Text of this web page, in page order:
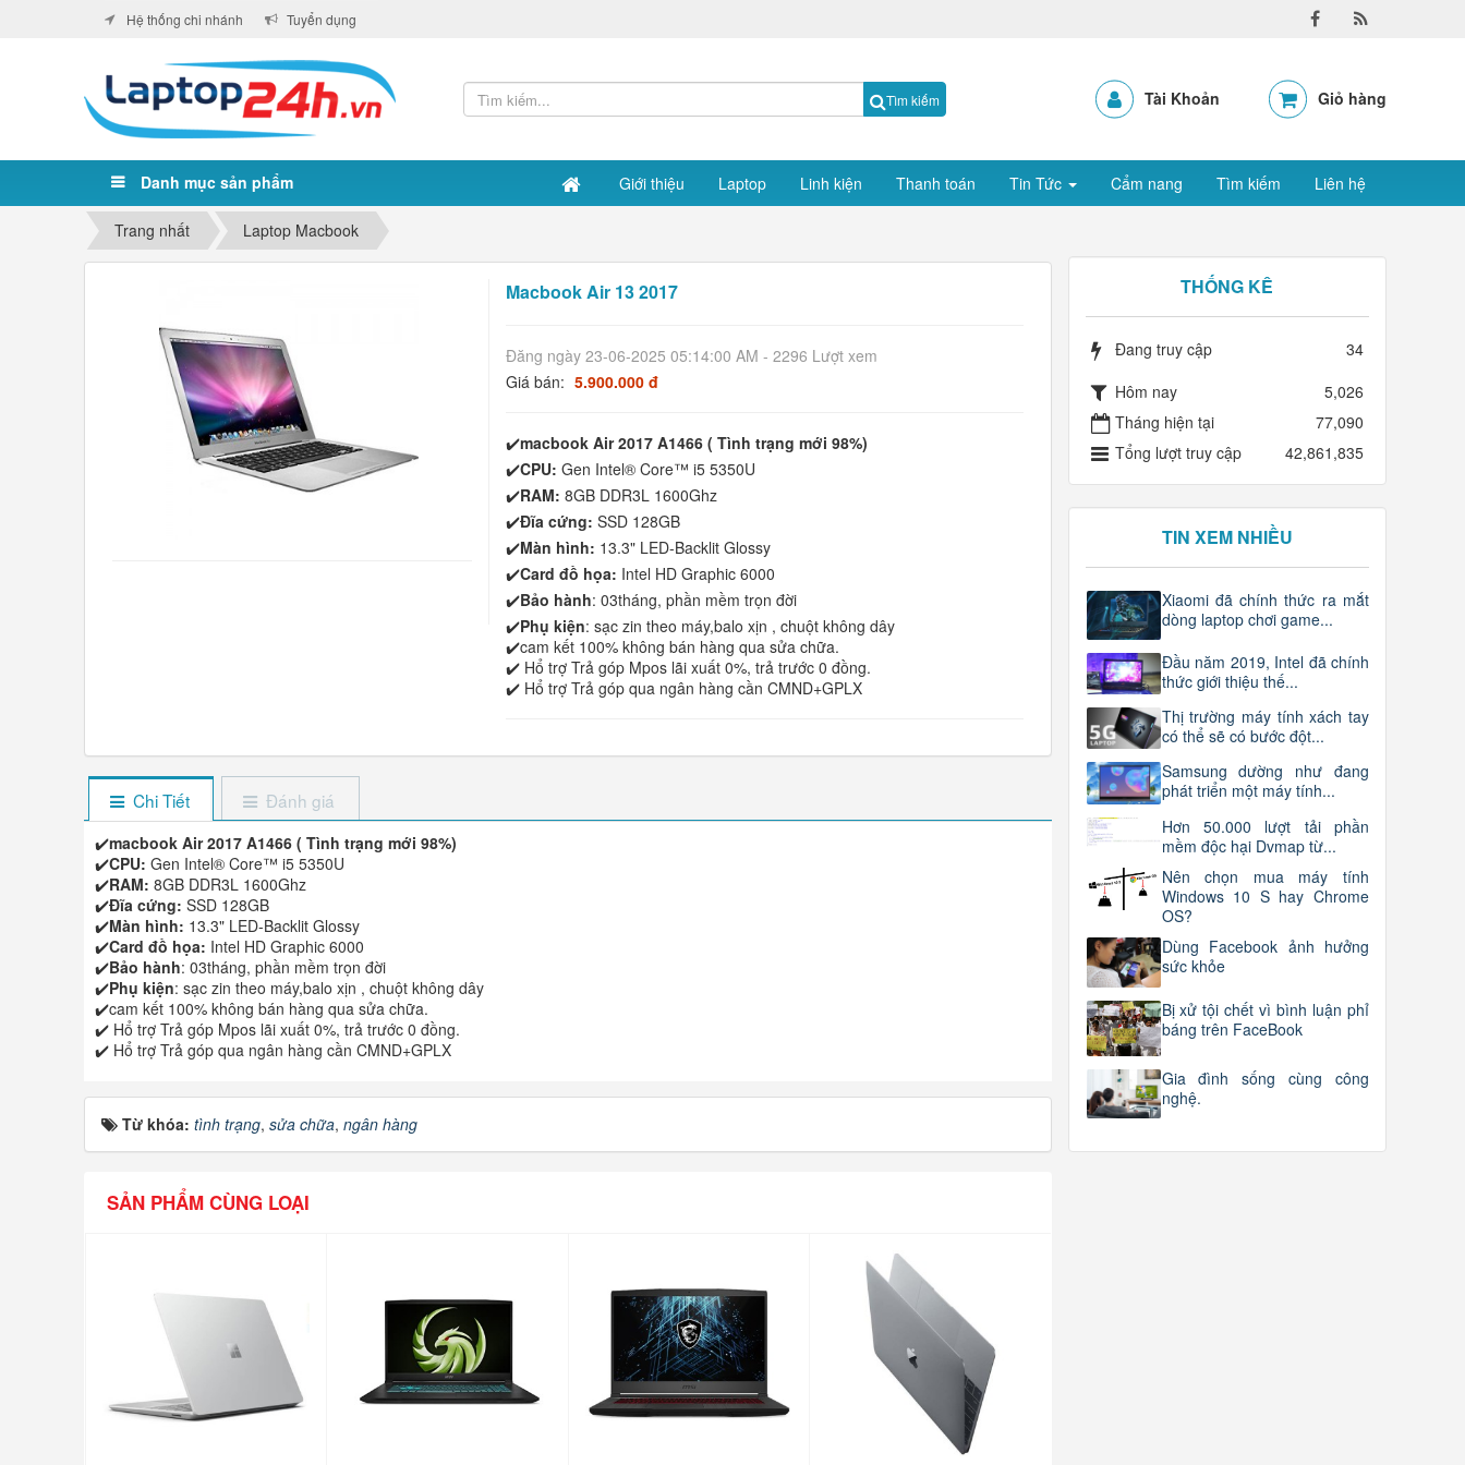
Tìm kiếm Tài Khoản Giỏ hàng
Danh mục sản phẩm Giới thiệu Laptop Linh kiện Thanh toán Tin Tức Cẩm nang Tìm kiếm Liên hệ
Hệ thống chi nhánh Tuyển dụng
Trang nhất Laptop Macbook
Macbook Air 13 2017
Đăng ngày 23-06-2025 05:14:00 AM - 2296 Lượt xem
Giá bán: 5.900.000 đ
✔️macbook Air 2017 A1466 ( Tình trạng mới 98%)
✔️CPU: Gen Intel® Core™ i5 5350U
✔️RAM: 8GB DDR3L 1600Ghz
✔️Đĩa cứng: SSD 128GB
✔️Màn hình: 13.3" LED-Backlit Glossy
✔️Card đồ họa: Intel HD Graphic 6000
✔️Bảo hành: 03tháng, phần mềm trọn đời
✔️Phụ kiện: sạc zin theo máy,balo xịn , chuột không dây
✔️cam kết 100% không bán hàng qua sửa chữa.
✔️ Hổ trợ Trả góp Mpos lãi xuất 0%, trả trước 0 đồng.
✔️ Hổ trợ Trả góp qua ngân hàng cần CMND+GPLX
Chi Tiết Đánh giá
✔️macbook Air 2017 A1466 ( Tình trạng mới 98%)
✔️CPU: Gen Intel® Core™ i5 5350U
✔️RAM: 8GB DDR3L 1600Ghz
✔️Đĩa cứng: SSD 128GB
✔️Màn hình: 13.3" LED-Backlit Glossy
✔️Card đồ họa: Intel HD Graphic 6000
✔️Bảo hành: 03tháng, phần mềm trọn đời
✔️Phụ kiện: sạc zin theo máy,balo xịn , chuột không dây
✔️cam kết 100% không bán hàng qua sửa chữa.
✔️ Hổ trợ Trả góp Mpos lãi xuất 0%, trả trước 0 đồng.
✔️ Hổ trợ Trả góp qua ngân hàng cần CMND+GPLX
Từ khóa: tình trạng, sửa chữa, ngân hàng
SẢN PHẨM CÙNG LOẠI
THỐNG KÊ
Đang truy cập
34
Hôm nay
5,026
Tháng hiện tại
77,090
Tổng lượt truy cập
42,861,835
TIN XEM NHIỀU
Xiaomi đã chính thức ra mắt
dòng laptop chơi game...
Đầu năm 2019, Intel đã chính
thức giới thiệu thế...
Thị trường máy tính xách tay
có thể sẽ có bước đột...
Samsung dường như đang
phát triển một máy tính...
Hơn 50.000 lượt tải phần
mềm độc hại Dvmap từ...
Nên chọn mua máy tính
Windows 10 S hay Chrome
OS?
Dùng Facebook ảnh hưởng
sức khỏe
Bị xử tội chết vì bình luận phỉ
báng trên FaceBook
Gia đình sống cùng công
nghệ.